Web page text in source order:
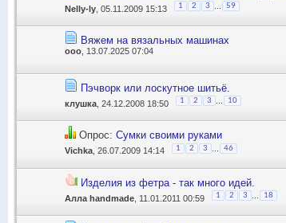
Nelly-ly , 05.11.2009 15:13 1 2 3 59
Вяжем на вязальных машинах
ooo , 13.07.2025 07:04
Пэчворк или лоскутное шитьё.
клушка , 24.12.2008 18:50 1 2 3 10
Опрос: Сумки своими руками
Vichka , 26.07.2009 14:14 1 2 3 46
Изделия из фетра - так много идей.
Алла handmade , 11.01.2011 00:59 1 2 3 18